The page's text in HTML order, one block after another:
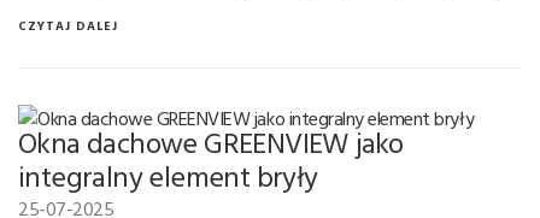
CZYTAJ DALEJ
Okna dachowe GREENVIEW jako
integralny element bryły
25-07-2025